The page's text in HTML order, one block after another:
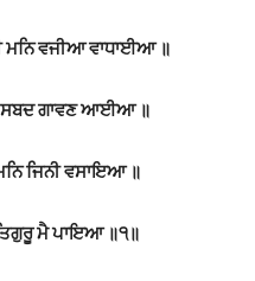
ਵਜੀਆ ਵਾਧਾਈਆ ॥
ਸਬਦ ਗਾਵਣ ਆਈਆ ॥
ਜਿਨੀ ਵਸਾਇਆ ॥
ਮੈ ਪਾਇਆ ॥੧॥